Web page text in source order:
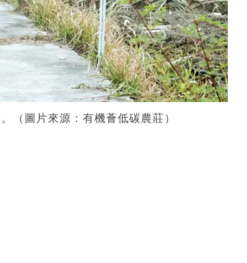
（圖片來源：有機薈低碳農莊）